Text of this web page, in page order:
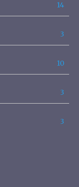
14
3
10
3
3